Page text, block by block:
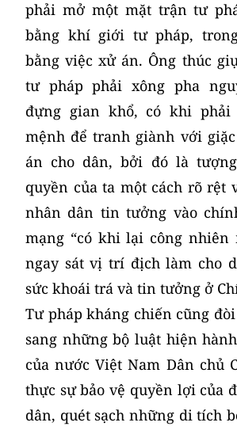
phải mở một mặt trận tư
bằng khí giới tư pháp,
bằng việc xử án. Ông thúc
tư pháp phải xông pha
đựng gian khổ, có khi
mệnh để tranh giành với
án cho dân, bởi đó là
quyền của ta một cách rõ rệt
nhân dân tin tưởng vào
mạng “có khi lại công nhiên
ngay sát vị trí địch làm cho
sức khoái trá và tin tưởng ở
Tư pháp kháng chiến cũng
sang những bộ luật hiện
của nước Việt Nam Dân chủ
thực sự bảo vệ quyền lợi của
dân, quét sạch những di tích